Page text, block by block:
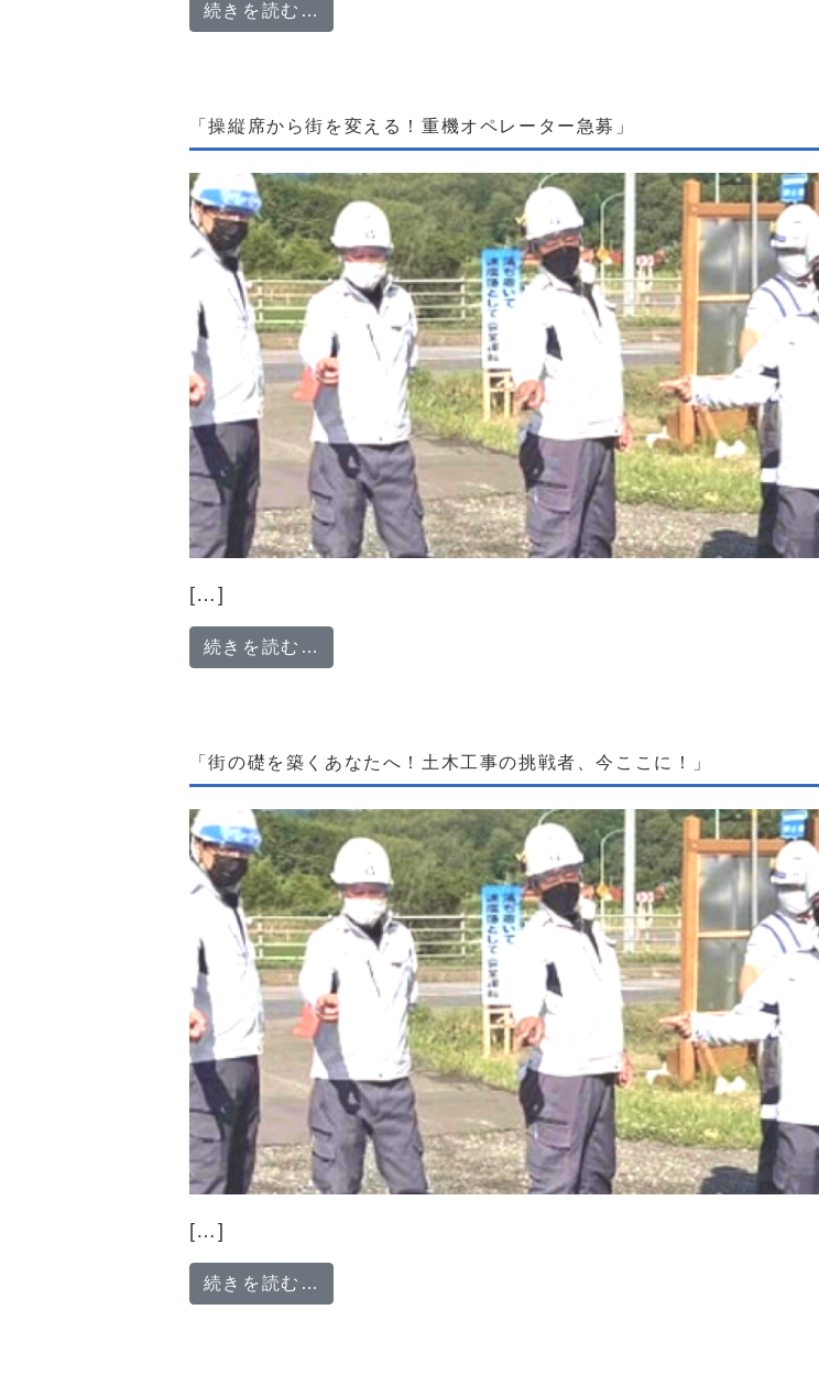
続きを読む…
「操縦席から街を変える！重機オペレーター急募」
[…]
続きを読む…
「街の礎を築くあなたへ！土木工事の挑戦者、今ここに！」
[…]
続きを読む…